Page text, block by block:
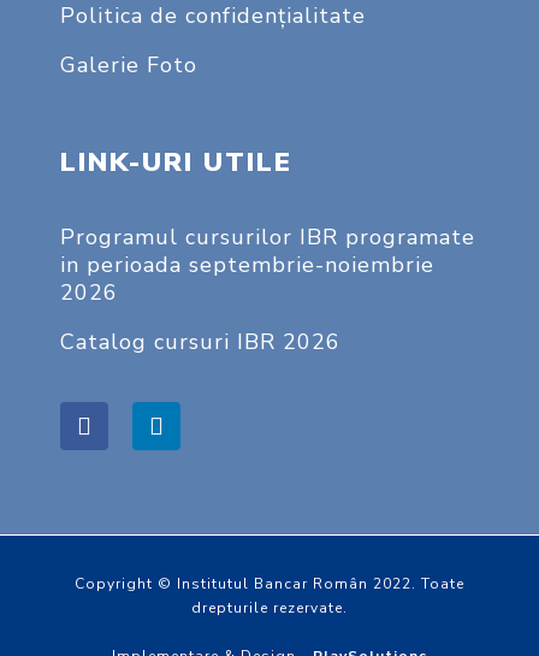
Politica de confidențialitate
Galerie Foto
LINK-URI UTILE
Programul cursurilor IBR programate
in perioada septembrie-noiembrie
2026
Catalog cursuri IBR 2026
Copyright © Institutul Bancar Român 2022. Toate
drepturile rezervate.